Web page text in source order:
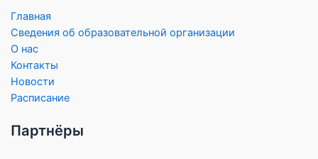
Главная
Сведения об образовательной организации
О нас
Контакты
Новости
Расписание
Партнёры